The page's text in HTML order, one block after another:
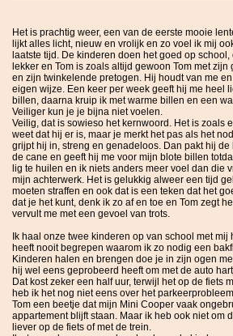
Het is prachtig weer, een van de eerste mooie
lijkt alles licht, nieuw en vrolijk en zo voel ik mij
laatste tijd. De kinderen doen het goed op
lekker en Tom is zoals altijd gewoon Tom met
en zijn twinkelende pretogen. Hij houdt van me
eigen wijze. Een keer per week geeft hij me heel
billen, daarna kruip ik met warme billen en een
Veiliger kun je je bijna niet voelen.
Veilig, dat is sowieso het kernwoord. Het is zoals
weet dat hij er is, maar je merkt het pas als het
grijpt hij in, streng en genadeloos. Dan pakt hij
de cane en geeft hij me voor mijn blote billen
lig te huilen en ik niets anders meer voel dan die
mijn achterwerk. Het is gelukkig alweer een tijd
moeten straffen en ook dat is een teken dat het
dat je het kunt, denk ik zo af en toe en Tom zegt
vervult me met een gevoel van trots.
Ik haal onze twee kinderen op van school met
heeft nooit begrepen waarom ik zo nodig een
Kinderen halen en brengen doe je in zijn ogen
hij wel eens geprobeerd heeft om met de auto
Dat kost zeker een half uur, terwijl het op de fiets
heb ik het nog niet eens over het
Tom een beetje dat mijn Mini Cooper vaak
appartement blijft staan. Maar ik heb ook niet om
liever op de fiets of met de trein.